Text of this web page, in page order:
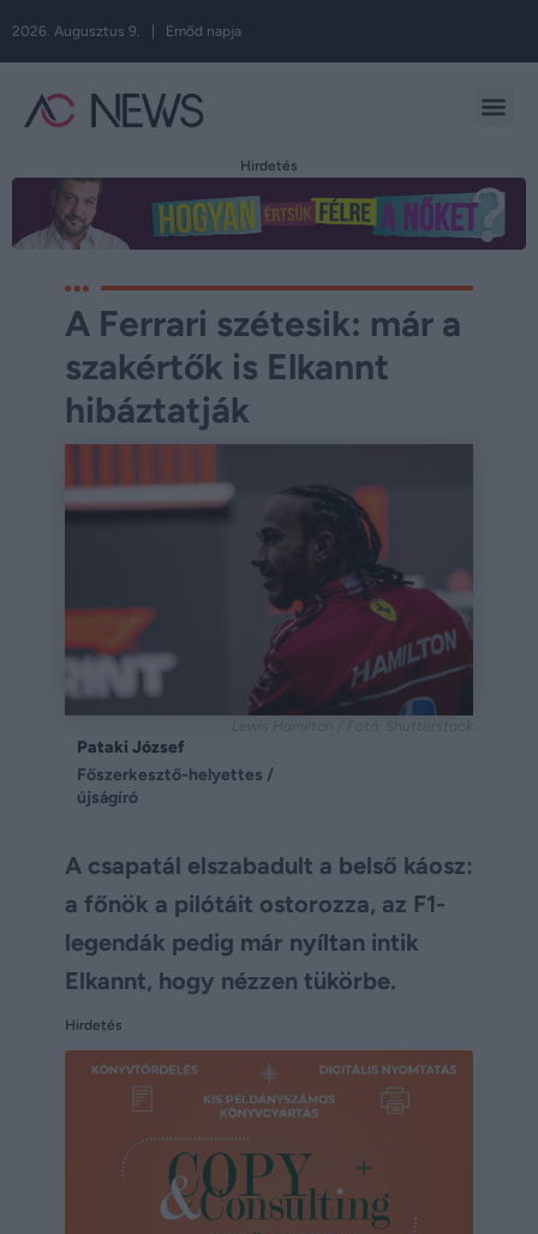
2026. Augusztus 9. | Emőd napja
Hirdetés
A Ferrari szétesik: már a
szakértők is Elkannt
hibáztatják
Pataki József
Főszerkesztő-helyettes /
újságíró
A csapatál elszabadult a belső káosz:
a főnök a pilótáit ostorozza, az F1-
legendák pedig már nyíltan intik
Elkannt, hogy nézzen tükörbe.
Hirdetés